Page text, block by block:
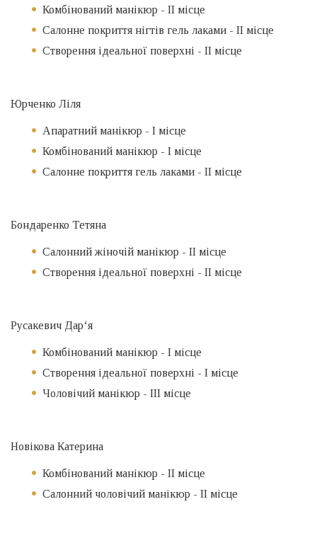
Комбінований манікюр - ІІ місце
Салонне покриття нігтів гель лаками - ІІ місце
Створення ідеальної поверхні - ІІ місце
Юрченко Ліля
Апаратний манікюр - I місце
Комбінований манікюр - I місце
Салонне покриття гель лаками - ІІ місце
Бондаренко Тетяна
Салонний жіночій манікюр - ІІ місце
Створення ідеальної поверхні - ІІ місце
Русакевич Дар‘я
Комбінований манікюр - I місце
Створення ідеальної поверхні - I місце
Чоловічий манікюр - ІІІ місце
Новікова Катерина
Комбінований манікюр - ІІ місце
Салонний чоловічий манікюр - ІІ місце